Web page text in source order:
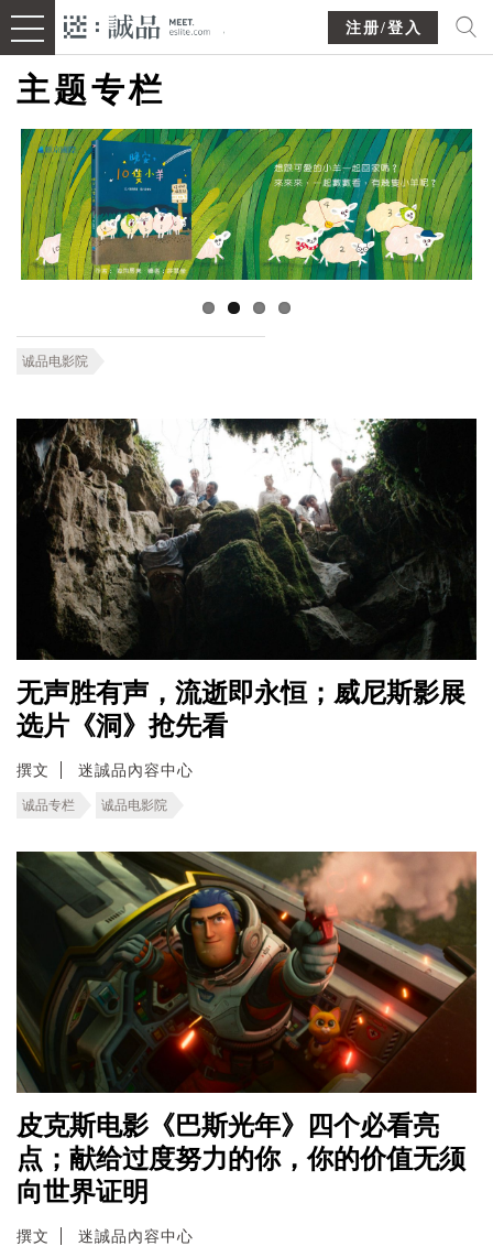
注册/登入
主题专栏
诚品电影院
无声胜有声，流逝即永恒；威尼斯影展
选片《洞》抢先看
撰文 迷誠品內容中心
诚品专栏 诚品电影院
皮克斯电影《巴斯光年》四个必看亮
点；献给过度努力的你，你的价值无须
向世界证明
撰文 迷誠品內容中心